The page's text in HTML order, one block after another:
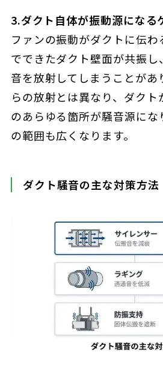
3.ダクト自体が振動源になる
ファンの振動がダクトに伝
でできたダクト壁面が共振
音を放射してしまうことがあ
らの放射とは異なり、ダクト
のあらゆる箇所が騒音源に
の範囲も広くなります。
ダクト騒音の主な対策方法